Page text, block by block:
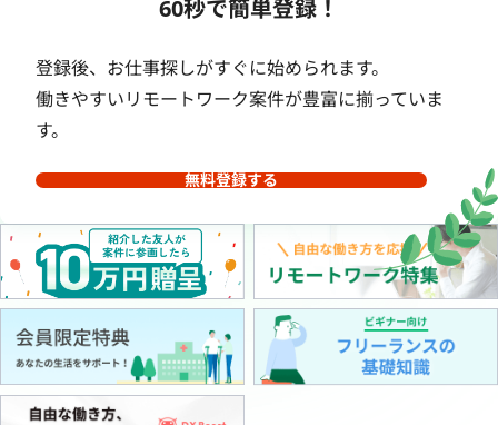
60秒で簡単登録！
登録後、お仕事探しがすぐに始められます。
働きやすいリモートワーク案件が豊富に揃っていま
す。
無料登録する